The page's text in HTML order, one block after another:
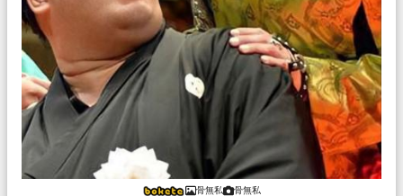
骨無私 骨無私